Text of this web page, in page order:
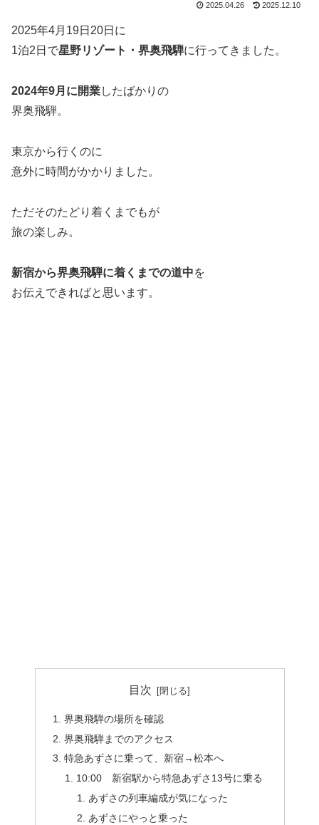
2025.04.26 2025.12.10
2025年4月19日20日に
1泊2日で星野リゾート・界奥飛騨に行ってきました。
2024年9月に開業したばかりの
界奥飛騨。
東京から行くのに
意外に時間がかかりました。
ただそのたどり着くまでもが
旅の楽しみ。
新宿から界奥飛騨に着くまでの道中を
お伝えできればと思います。
目次
界奥飛騨の場所を確認
界奥飛騨までのアクセス
特急あずさに乗って、新宿→松本へ
10:00 新宿駅から特急あずさ13号に乗る
あずさの列車編成が気になった
あずさにやっと乗った